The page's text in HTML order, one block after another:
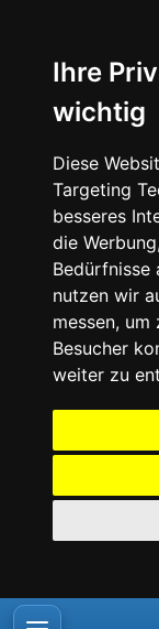
Ihre
wichtig
Diese
Targeting
besseres
die
Bedürfnisse
nutzen wir
messen,
Besucher
weiter zu